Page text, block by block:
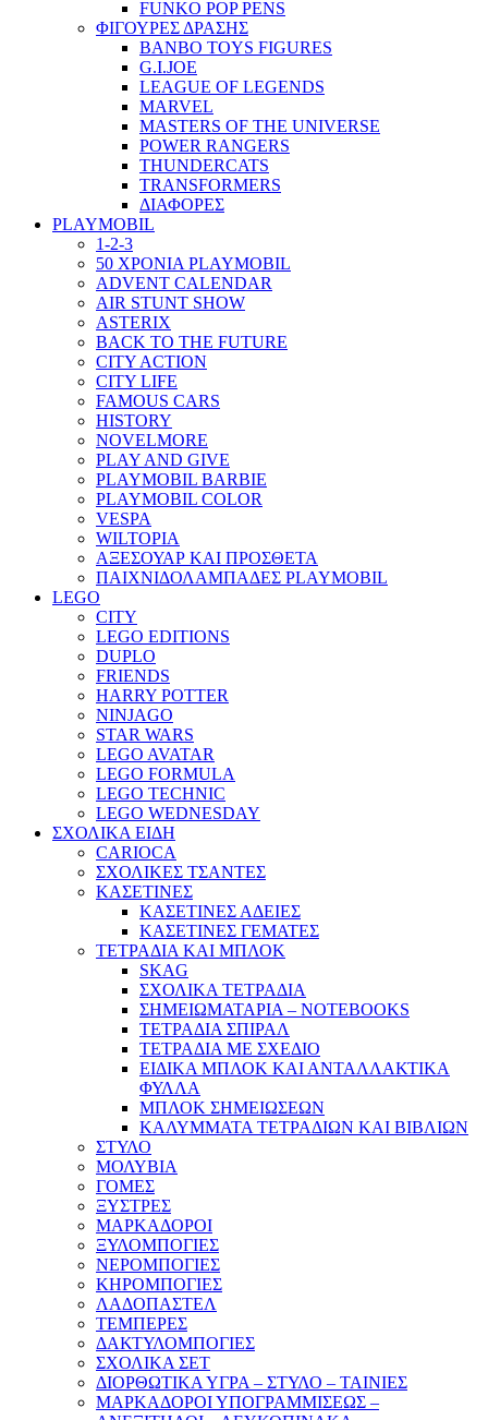
FUNKO POP PENS
ΦΙΓΟΥΡΕΣ ΔΡΑΣΗΣ
BANBO TOYS FIGURES
G.I.JOE
LEAGUE OF LEGENDS
MARVEL
MASTERS OF THE UNIVERSE
POWER RANGERS
THUNDERCATS
TRANSFORMERS
ΔΙΑΦΟΡΕΣ
PLAYMOBIL
1-2-3
50 ΧΡΟΝΙΑ PLAYMOBIL
ADVENT CALENDAR
AIR STUNT SHOW
ASTERIX
BACK TO THE FUTURE
CITY ACTION
CITY LIFE
FAMOUS CARS
HISTORY
NOVELMORE
PLAY AND GIVE
PLAYMOBIL BARBIE
PLAYMOBIL COLOR
VESPA
WILTOPIA
ΑΞΕΣΟΥΑΡ ΚΑΙ ΠΡΟΣΘΕΤΑ
ΠΑΙΧΝΙΔΟΛΑΜΠΑΔΕΣ PLAYMOBIL
LEGO
CITY
LEGO EDITIONS
DUPLO
FRIENDS
HARRY POTTER
NINJAGO
STAR WARS
LEGO AVATAR
LEGO FORMULA
LEGO TECHNIC
LEGO WEDNESDAY
ΣΧΟΛΙΚΑ ΕΙΔΗ
CARIOCA
ΣΧΟΛΙΚΕΣ ΤΣΑΝΤΕΣ
ΚΑΣΕΤΙΝΕΣ
ΚΑΣΕΤΙΝΕΣ ΑΔΕΙΕΣ
ΚΑΣΕΤΙΝΕΣ ΓΕΜΑΤΕΣ
ΤΕΤΡΑΔΙΑ ΚΑΙ ΜΠΛΟΚ
SKAG
ΣΧΟΛΙΚΑ ΤΕΤΡΑΔΙΑ
ΣΗΜΕΙΩΜΑΤΑΡΙΑ – NOTEBOOKS
ΤΕΤΡΑΔΙΑ ΣΠΙΡΑΛ
ΤΕΤΡΑΔΙΑ ΜΕ ΣΧΕΔΙΟ
ΕΙΔΙΚΑ ΜΠΛΟΚ ΚΑΙ ΑΝΤΑΛΛΑΚΤΙΚΑ
ΦΥΛΛΑ
ΜΠΛΟΚ ΣΗΜΕΙΩΣΕΩΝ
ΚΑΛΥΜΜΑΤΑ ΤΕΤΡΑΔΙΩΝ ΚΑΙ ΒΙΒΛΙΩΝ
ΣΤΥΛΟ
ΜΟΛΥΒΙΑ
ΓΟΜΕΣ
ΞΥΣΤΡΕΣ
ΜΑΡΚΑΔΟΡΟΙ
ΞΥΛΟΜΠΟΓΙΕΣ
ΝΕΡΟΜΠΟΓΙΕΣ
ΚΗΡΟΜΠΟΓΙΕΣ
ΛΑΔΟΠΑΣΤΕΛ
ΤΕΜΠΕΡΕΣ
ΔΑΚΤΥΛΟΜΠΟΓΙΕΣ
ΣΧΟΛΙΚΑ ΣΕΤ
ΔΙΟΡΘΩΤΙΚΑ ΥΓΡΑ – ΣΤΥΛΟ – ΤΑΙΝΙΕΣ
ΜΑΡΚΑΔΟΡΟΙ ΥΠΟΓΡΑΜΜΙΣΕΩΣ –